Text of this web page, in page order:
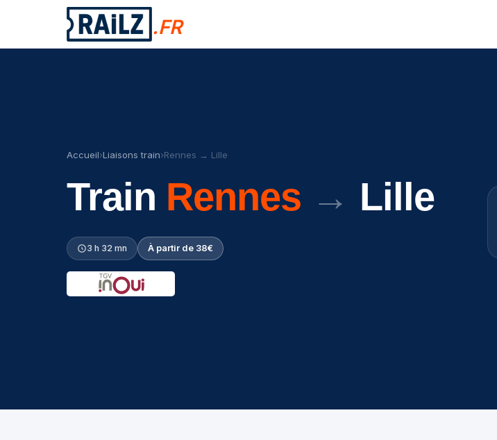
.FR
Accueil›Liaisons train›Rennes → Lille
Train Rennes → Lille
3 h 32 mn À partir de 38€